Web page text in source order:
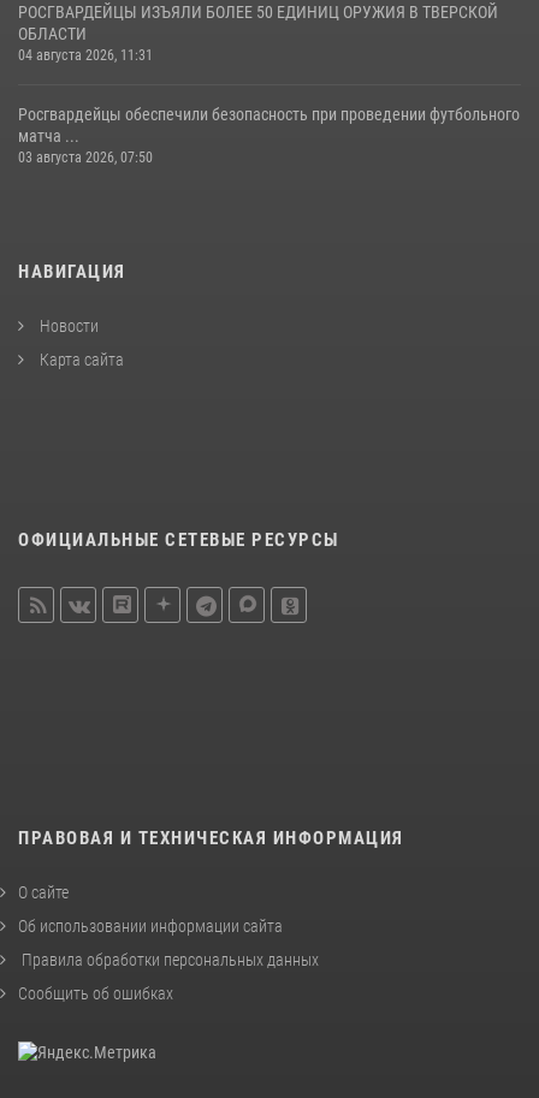
РОСГВАРДЕЙЦЫ ИЗЪЯЛИ БОЛЕЕ 50 ЕДИНИЦ ОРУЖИЯ В ТВЕРСКОЙ
ОБЛАСТИ
04 августа 2026, 11:31
Росгвардейцы обеспечили безопасность при проведении футбольного
матча ...
03 августа 2026, 07:50
НАВИГАЦИЯ
Новости
Карта сайта
ОФИЦИАЛЬНЫЕ СЕТЕВЫЕ РЕСУРСЫ
ПРАВОВАЯ И ТЕХНИЧЕСКАЯ ИНФОРМАЦИЯ
О сайте
Об использовании информации сайта
Правила обработки персональных данных
Сообщить об ошибках